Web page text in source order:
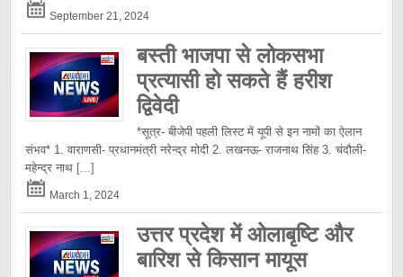
September 21, 2024
बस्ती भाजपा से लोकसभा
प्रत्यासी हो सकते हैं हरीश
द्विवेदी
*सूत्र- बीजेपी पहली लिस्ट में यूपी से इन नामों का ऐलान
संभव* 1. वाराणसी- प्रधानमंत्री नरेन्द्र मोदी 2. लखनऊ- राजनाथ सिंह 3. चंदौली-
महेन्द्र नाथ [...]
March 1, 2024
उत्तर प्रदेश में ओलाबृष्टि और
बारिश से किसान मायूस